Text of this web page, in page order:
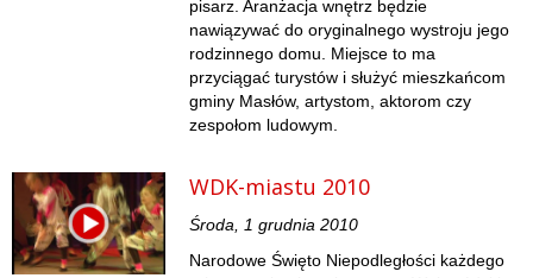
pisarz. Aranżacja wnętrz będzie
nawiązywać do oryginalnego wystroju jego
rodzinnego domu. Miejsce to ma
przyciągać turystów i służyć mieszkańcom
gminy Masłów, artystom, aktorom czy
zespołom ludowym.
WDK-miastu 2010
Środa, 1 grudnia 2010
Narodowe Święto Niepodległości każdego